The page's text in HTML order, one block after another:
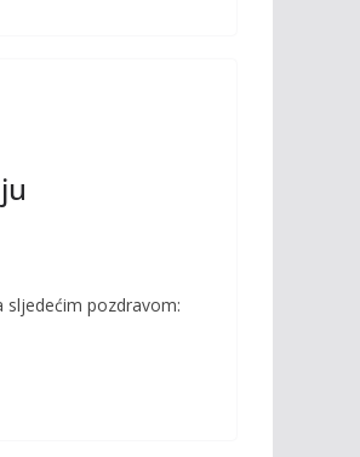
sljedećim pozdravom: